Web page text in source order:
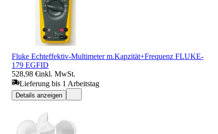
Fluke Echteffektiv-Multimeter m.Kapzität+Frequenz FLUKE-
179 EGFID
528,98 €inkl. MwSt.
Lieferung bis 1 Arbeitstag
Details anzeigen